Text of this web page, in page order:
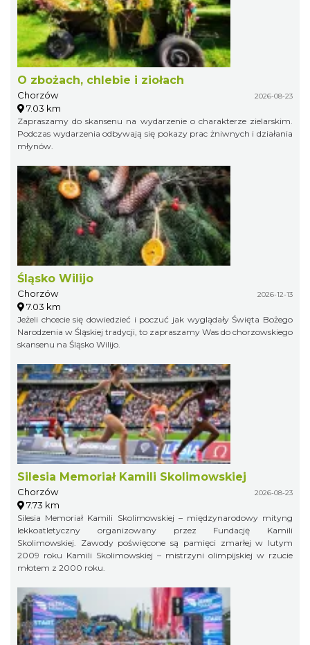
O zbożach, chlebie i ziołach
Chorzów 2026-08-23
7.03 km
Zapraszamy do skansenu na wydarzenie o charakterze zielarskim.
Podczas wydarzenia odbywają się pokazy prac żniwnych i działania
młynów.
Śląsko Wilijo
Chorzów 2026-12-13
7.03 km
Jeżeli chcecie się dowiedzieć i poczuć jak wyglądały Święta Bożego
Narodzenia w Śląskiej tradycji, to zapraszamy Was do chorzowskiego
skansenu na Śląsko Wilijo.
Silesia Memoriał Kamili Skolimowskiej
Chorzów 2026-08-23
7.73 km
Silesia Memoriał Kamili Skolimowskiej – międzynarodowy mityng
lekkoatletyczny organizowany przez Fundację Kamili
Skolimowskiej. Zawody poświęcone są pamięci zmarłej w lutym
2009 roku Kamili Skolimowskiej – mistrzyni olimpijskiej w rzucie
młotem z 2000 roku.